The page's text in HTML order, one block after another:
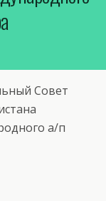
Совет
а/п